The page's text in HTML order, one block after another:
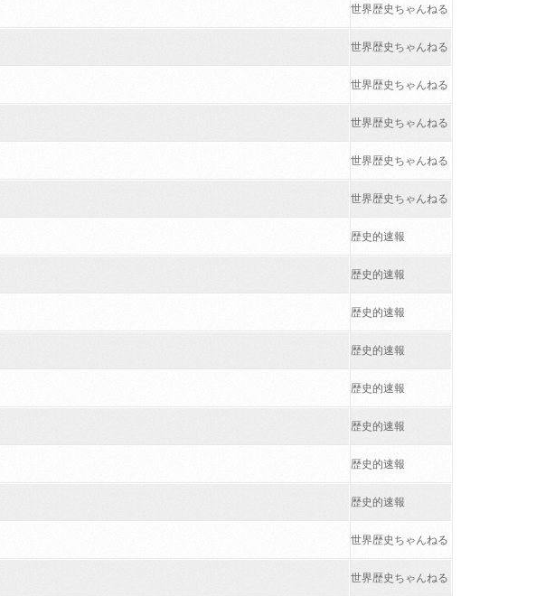
世界歴史ちゃんねる
世界歴史ちゃんねる
世界歴史ちゃんねる
世界歴史ちゃんねる
世界歴史ちゃんねる
世界歴史ちゃんねる
歴史的速報
歴史的速報
歴史的速報
歴史的速報
歴史的速報
歴史的速報
歴史的速報
歴史的速報
世界歴史ちゃんねる
世界歴史ちゃんねる